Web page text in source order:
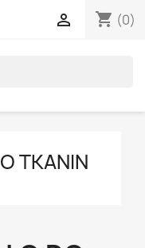
shopping_cart (0)

TKANIN